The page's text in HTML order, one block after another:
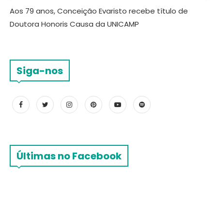
Aos 79 anos, Conceição Evaristo recebe título de
Doutora Honoris Causa da UNICAMP
Siga-nos
Últimas no Facebook